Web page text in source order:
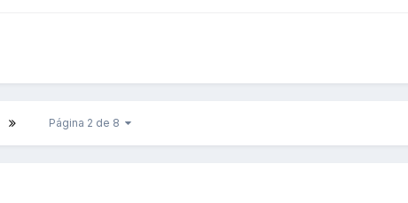
Página 2 de 8